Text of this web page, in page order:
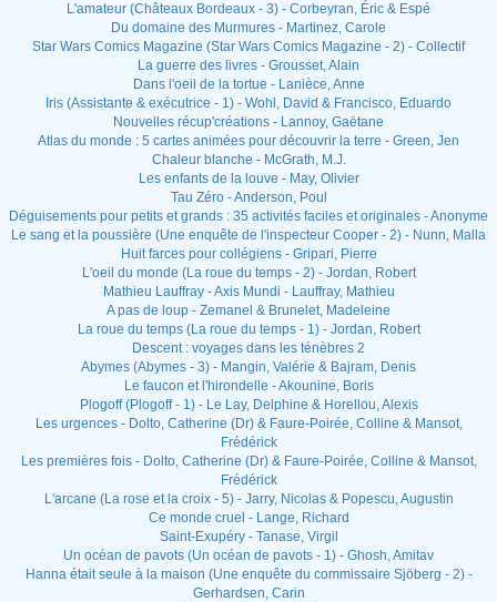
L'amateur (Châteaux Bordeaux - 3) - Corbeyran, Éric & Espé
Du domaine des Murmures - Martinez, Carole
Star Wars Comics Magazine (Star Wars Comics Magazine - 2) - Collectif
La guerre des livres - Grousset, Alain
Dans l'oeil de la tortue - Lanièce, Anne
Iris (Assistante & exécutrice - 1) - Wohl, David & Francisco, Eduardo
Nouvelles récup'créations - Lannoy, Gaëtane
Atlas du monde : 5 cartes animées pour découvrir la terre - Green, Jen
Chaleur blanche - McGrath, M.J.
Les enfants de la louve - May, Olivier
Tau Zéro - Anderson, Poul
Déguisements pour petits et grands : 35 activités faciles et originales - Anonyme
Le sang et la poussière (Une enquête de l'inspecteur Cooper - 2) - Nunn, Malla
Huit farces pour collégiens - Gripari, Pierre
L'oeil du monde (La roue du temps - 2) - Jordan, Robert
Mathieu Lauffray - Axis Mundi - Lauffray, Mathieu
A pas de loup - Zemanel & Brunelet, Madeleine
La roue du temps (La roue du temps - 1) - Jordan, Robert
Descent : voyages dans les ténèbres 2
Abymes (Abymes - 3) - Mangin, Valérie & Bajram, Denis
Le faucon et l'hirondelle - Akounine, Boris
Plogoff (Plogoff - 1) - Le Lay, Delphine & Horellou, Alexis
Les urgences - Dolto, Catherine (Dr) & Faure-Poirée, Colline & Mansot,
Frédérick
Les premières fois - Dolto, Catherine (Dr) & Faure-Poirée, Colline & Mansot,
Frédérick
L'arcane (La rose et la croix - 5) - Jarry, Nicolas & Popescu, Augustin
Ce monde cruel - Lange, Richard
Saint-Exupéry - Tanase, Virgil
Un océan de pavots (Un océan de pavots - 1) - Ghosh, Amitav
Hanna était seule à la maison (Une enquête du commissaire Sjöberg - 2) -
Gerhardsen, Carin